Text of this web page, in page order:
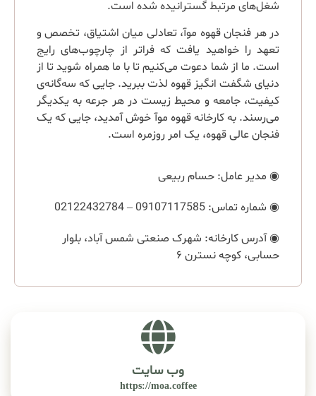
شغل‌های مرتبط گسترانیده شده است.
در هر فنجان قهوه موآ، تعادلی میان اشتیاق، تخصص و
تعهد را خواهید یافت که فراتر از چارچوب‌های رایج
است. ما از شما دعوت می‌کنیم تا با ما همراه شوید تا از
دنیای شگفت انگیز قهوه لذت ببرید. جایی که سه‌گانه‌ی
کیفیت، جامعه و محیط زیست در هر جرعه به یکدیگر
می‌رسند. به کارخانه قهوه موآ خوش آمدید، جایی که یک
فنجان عالی قهوه، یک امر روزمره است.
◉ مدیر عامل: حسام ربیعی
◉ شماره تماس:‌ 09107117585 – 02122432784
◉ آدرس کارخانه: شهرک صنعتی شمس آباد، بلوار
حسابی، کوچه نسترن ۶
وب سایت
https://moa.coffee